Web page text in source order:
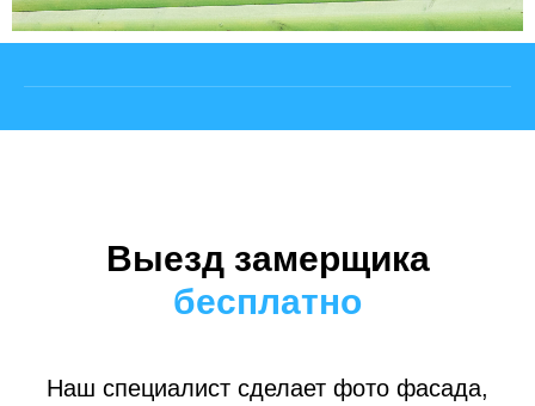
Выезд замерщика
бесплатно
Наш специалист сделает фото фасада,